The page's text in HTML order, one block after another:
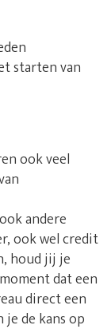
starten van
ook veel
andere
ook wel credit
houd jij je
dat een
direct een
de kans op